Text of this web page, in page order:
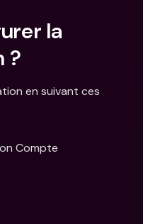
la
?
en suivant ces
Compte